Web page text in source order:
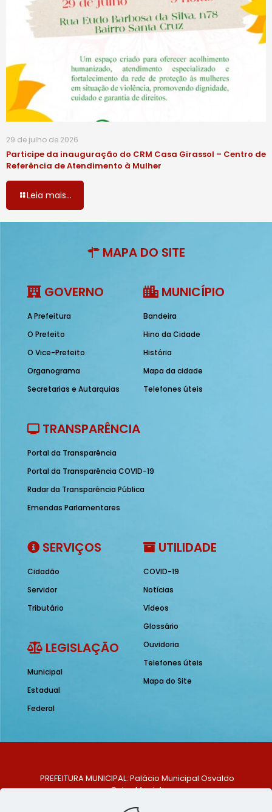
29 de julho de 2026
Participe da inauguração do CRM Casa Girassol – Centro de
Referência de Atendimento à Mulher
Leia mais...
MAPA DO SITE
GOVERNO
A Prefeitura
O Prefeito
O Vice-Prefeito
Organograma
Secretarias e Autarquias
MUNICÍPIO
Bandeira
Hino da Cidade
História
Mapa da cidade
Telefones úteis
TRANSPARÊNCIA
Portal da Transparência
Portal da Transparência COVID-19
Radar da Transparência Pública
Emendas Parlamentares
SERVIÇOS
Cidadão
Servidor
Tributário
LEGISLAÇÃO
Municipal
Estadual
Federal
UTILIDADE
COVID-19
Notícias
Vídeos
Glossário
Ouvidoria
Telefones úteis
Mapa do Site
PREFEITURA MUNICIPAL: Palácio Municipal Osvaldo
Celso Maciel